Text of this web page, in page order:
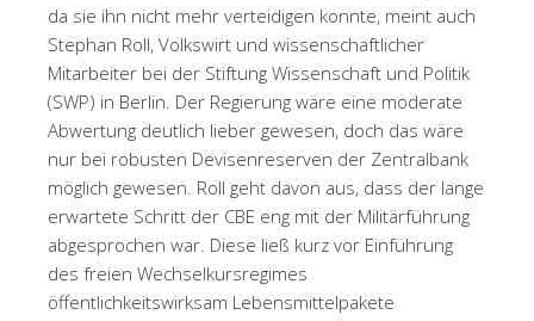
da sie ihn nicht mehr verteidigen konnte, meint auch
Stephan Roll, Volkswirt und wissenschaftlicher
Mitarbeiter bei der Stiftung Wissenschaft und Politik
(SWP) in Berlin. Der Regierung wäre eine moderate
Abwertung deutlich lieber gewesen, doch das wäre
nur bei robusten Devisenreserven der Zentralbank
möglich gewesen. Roll geht davon aus, dass der lange
erwartete Schritt der CBE eng mit der Militärführung
abgesprochen war. Diese ließ kurz vor Einführung
des freien Wechselkursregimes
öffentlichkeitswirksam Lebensmittelpakete